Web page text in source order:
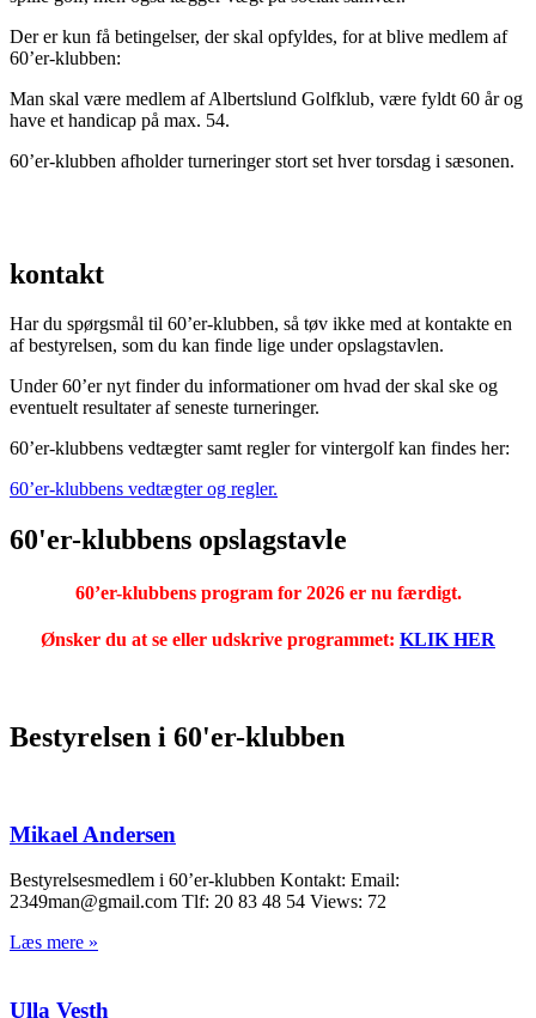
Der er kun få betingelser, der skal opfyldes, for at blive medlem af
60’er-klubben:
Man skal være medlem af Albertslund Golfklub, være fyldt 60 år og
have et handicap på max. 54.
60’er-klubben afholder turneringer stort set hver torsdag i sæsonen.
kontakt
Har du spørgsmål til 60’er-klubben, så tøv ikke med at kontakte en
af bestyrelsen, som du kan finde lige under opslagstavlen.
Under 60’er nyt finder du informationer om hvad der skal ske og
eventuelt resultater af seneste turneringer.
60’er-klubbens vedtægter samt regler for vintergolf kan findes her:
60’er-klubbens vedtægter og regler.
60'er-klubbens opslagstavle
60’er-klubbens program for 2026 er nu færdigt.
Ønsker du at se eller udskrive programmet: KLIK HER
Bestyrelsen i 60'er-klubben
Mikael Andersen
Bestyrelsesmedlem i 60’er-klubben Kontakt: Email:
2349man@gmail.com Tlf: 20 83 48 54 Views: 72
Læs mere »
Ulla Vesth